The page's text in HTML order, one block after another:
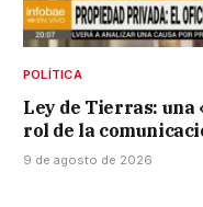
POLÍTICA
Ley de Tierras:
rol de la
9 de agosto de 2026